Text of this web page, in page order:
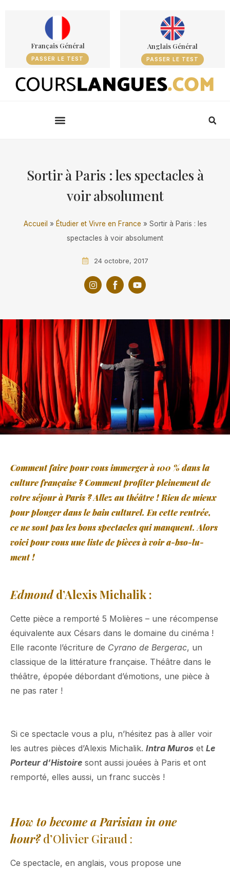
Français Général
PASSER LE TEST
Anglais Général
PASSER LE TEST
Sortir à Paris : les spectacles à
voir absolument
Accueil » Étudier et Vivre en France » Sortir à Paris : les
spectacles à voir absolument
24 octobre, 2017
Comment faire pour vous immerger à 100 % dans la
culture française ? Comment profiter pleinement de
votre séjour à Paris ? Allez au théâtre ! Rien de mieux
pour plonger dans le bain culturel. En cette rentrée,
ce ne sont pas les bons spectacles qui manquent. Alors
voici pour vous une liste de pièces à voir a-bso-lu-
ment !
Edmondd’Alexis Michalik :
Cette pièce a remporté 5 Molières – une récompense
équivalente aux Césars dans le domaine du cinéma !
Elle raconte l’écriture de Cyrano de Bergerac, un
classique de la littérature française. Théâtre dans le
théâtre, épopée débordant d’émotions, une pièce à
ne pas rater !
Si ce spectacle vous a plu, n’hésitez pas à aller voir
les autres pièces d’Alexis Michalik. Intra Muros et Le
Porteur d’Histoire sont aussi jouées à Paris et ont
remporté, elles aussi, un franc succès !
How to become a Parisian in one
hour?d’Olivier Giraud :
Ce spectacle, en anglais, vous propose une